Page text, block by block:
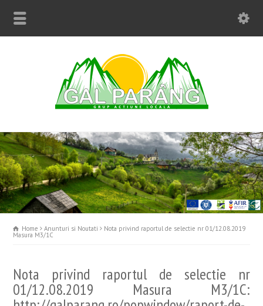
Home Anunturi si Noutati Nota privind raportul de selectie nr 01/12.08.2019
Masura M3/1C
Nota privind raportul de selectie nr
01/12.08.2019 Masura M3/1C: